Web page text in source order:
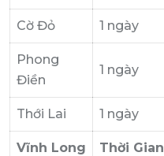
Cờ Đỏ 1 ngày
Phong
Điền
1 ngày
Thới Lai 1 ngày
Vĩnh Long Thời Gian